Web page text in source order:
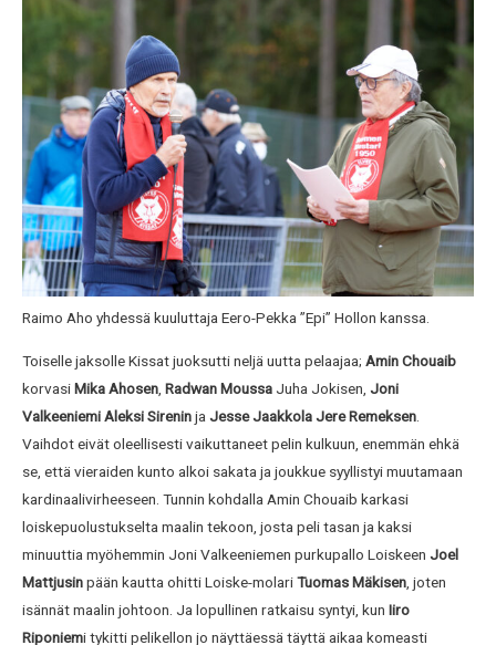
Raimo Aho yhdessä kuuluttaja Eero-Pekka ”Epi” Hollon kanssa.
Toiselle jaksolle Kissat juoksutti neljä uutta pelaajaa; Amin Chouaib
korvasiMika Ahosen Radwan Moussa Juha Jokisen, Joni
Valkeeniemi Aleksi Sireninja Jesse Jaakkola JereRemeksen
Vaihdot eivät oleellisesti vaikuttaneet pelin kulkuun, enemmän ehkä
se, että vieraiden kunto alkoi sakata ja joukkue syyllistyi muutamaan
kardinaalivirheeseen. Tunnin kohdalla Amin Chouaib karkasi
loiskepuolustukselta maalin tekoon, josta peli tasan ja kaksi
minuuttia myöhemmin Joni Valkeeniemen purkupallo Loiskeen Joel
Mattjusinpään kautta ohitti Loiske-molariTuomasMäkisen , joten
isännät maalin johtoon. Ja lopullinen ratkaisu syntyi, kun Iiro
Riponiemi tykitti pelikellon jo näyttäessä täyttä aikaa komeasti